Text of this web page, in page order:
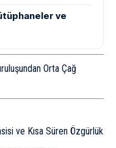
ve
Orta Çağ
ve Kısa Süren Özgürlük